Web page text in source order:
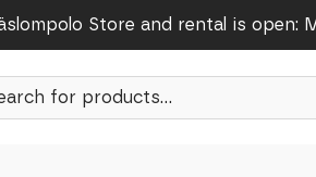
Store and rental is open: